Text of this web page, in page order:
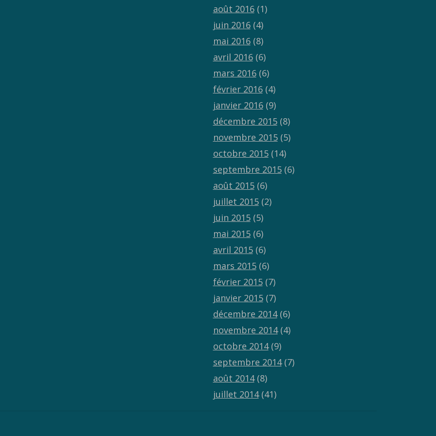
août 2016(1)
juin 2016(4)
mai 2016(8)
avril 2016(6)
mars 2016(6)
février 2016(4)
janvier 2016(9)
décembre 2015(8)
novembre 2015(5)
octobre 2015(14)
septembre 2015(6)
août 2015(6)
juillet 2015(2)
juin 2015(5)
mai 2015(6)
avril 2015(6)
mars 2015(6)
février 2015(7)
janvier 2015(7)
décembre 2014(6)
novembre 2014(4)
octobre 2014(9)
septembre 2014(7)
août 2014(8)
juillet 2014(41)